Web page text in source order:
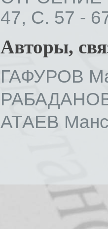
47, С. 57 -
Авторы,
ГАФУРОВ
АТАЕВ